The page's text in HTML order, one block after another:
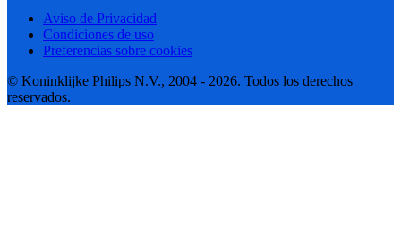
Aviso de Privacidad
Condiciones de uso
Preferencias sobre cookies
© Koninklijke Philips N.V., 2004 - 2026. Todos los derechos
reservados.